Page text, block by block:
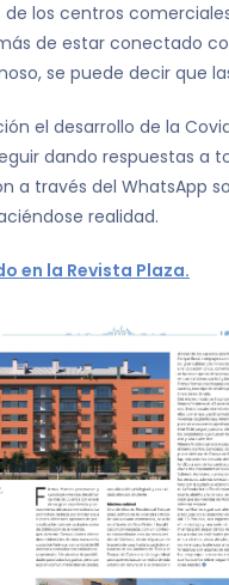
los centros
de estar conectado
se puede decir que
el desarrollo de la
dando respuestas a
través del WhatsApp
realidad.
en la Revista Plaza.